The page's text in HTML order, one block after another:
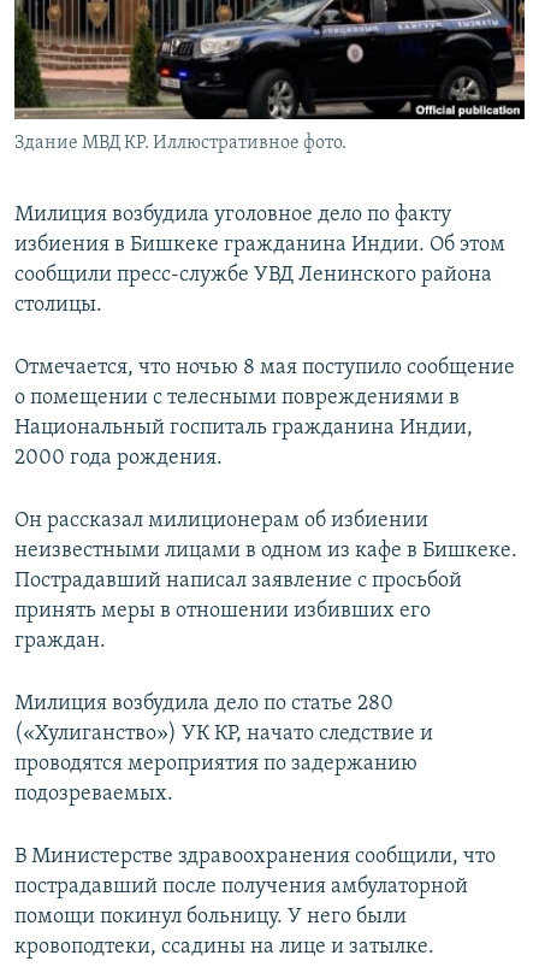
Здание МВД КР. Иллюстративное фото.
Милиция возбудила уголовное дело по факту
избиения в Бишкеке гражданина Индии. Об этом
сообщили пресс-службе УВД Ленинского района
столицы.
Отмечается, что ночью 8 мая поступило сообщение
о помещении с телесными повреждениями в
Национальный госпиталь гражданина Индии,
2000 года рождения.
Он рассказал милиционерам об избиении
неизвестными лицами в одном из кафе в Бишкеке.
Пострадавший написал заявление с просьбой
принять меры в отношении избивших его
граждан.
Милиция возбудила дело по статье 280
(«Хулиганство») УК КР, начато следствие и
проводятся мероприятия по задержанию
подозреваемых.
В Министерстве здравоохранения сообщили, что
пострадавший после получения амбулаторной
помощи покинул больницу. У него были
кровоподтеки, ссадины на лице и затылке.